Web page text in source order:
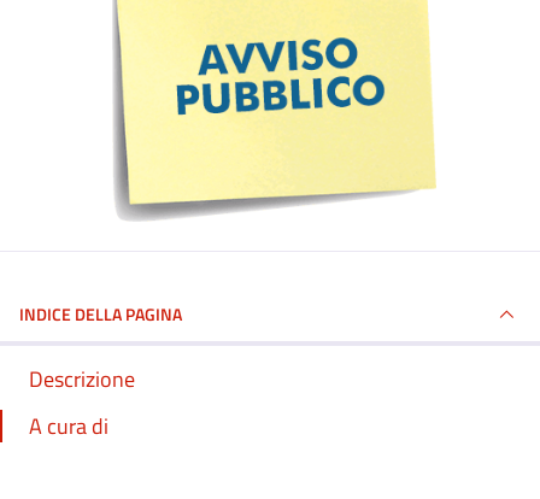
INDICE DELLA PAGINA
Descrizione
A cura di